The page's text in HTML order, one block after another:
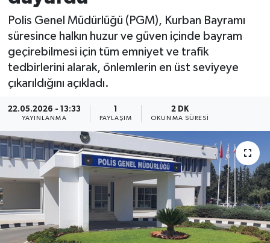
Polis Genel Müdürlüğü (PGM), Kurban Bayramı
süresince halkın huzur ve güven içinde bayram
geçirebilmesi için tüm emniyet ve trafik
tedbirlerini alarak, önlemlerin en üst seviyeye
çıkarıldığını açıkladı.
22.05.2026 - 13:33
YAYINLANMA
1
PAYLAŞIM
2 DK
OKUNMA SÜRESI